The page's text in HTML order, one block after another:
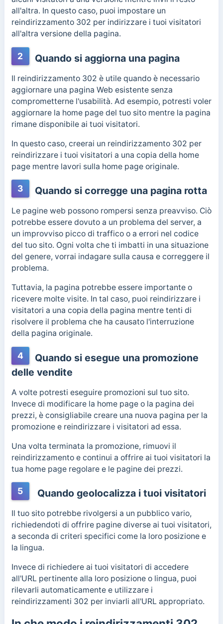
all'altra. In questo caso, puoi impostare un
reindirizzamento 302 per indirizzare i tuoi visitatori
all'altra versione della pagina.
2 Quando si aggiorna una pagina
Il reindirizzamento 302 è utile quando è necessario
aggiornare una pagina Web esistente senza
comprometterne l'usabilità. Ad esempio, potresti voler
aggiornare la home page del tuo sito mentre la pagina
rimane disponibile ai tuoi visitatori.
In questo caso, creerai un reindirizzamento 302 per
reindirizzare i tuoi visitatori a una copia della home
page mentre lavori sulla home page originale.
3 Quando si corregge una pagina rotta
Le pagine web possono rompersi senza preavviso. Ciò
potrebbe essere dovuto a un problema del server, a
un improvviso picco di traffico o a errori nel codice
del tuo sito. Ogni volta che ti imbatti in una situazione
del genere, vorrai indagare sulla causa e correggere il
problema.
Tuttavia, la pagina potrebbe essere importante o
ricevere molte visite. In tal caso, puoi reindirizzare i
visitatori a una copia della pagina mentre tenti di
risolvere il problema che ha causato l'interruzione
della pagina originale.
4
Quando si esegue una promozione
delle vendite
A volte potresti eseguire promozioni sul tuo sito.
Invece di modificare la home page o la pagina dei
prezzi, è consigliabile creare una nuova pagina per la
promozione e reindirizzare i visitatori ad essa.
Una volta terminata la promozione, rimuovi il
reindirizzamento e continui a offrire ai tuoi visitatori la
tua home page regolare e le pagine dei prezzi.
5 Quando geolocalizza i tuoi visitatori
Il tuo sito potrebbe rivolgersi a un pubblico vario,
richiedendoti di offrire pagine diverse ai tuoi visitatori,
a seconda di criteri specifici come la loro posizione e
la lingua.
Invece di richiedere ai tuoi visitatori di accedere
all'URL pertinente alla loro posizione o lingua, puoi
rilevarli automaticamente e utilizzare i
reindirizzamenti 302 per inviarli all'URL appropriato.